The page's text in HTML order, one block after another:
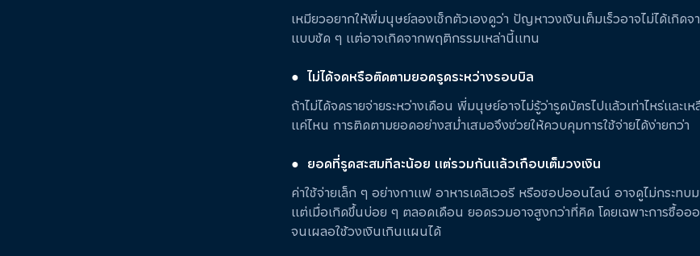
เหมียวอยากให้พี่มนุษย์ลองเช็กตัวเองดูว่า ปัญหาวงเงินเต็มเร็วอาจไม่ได้เกิด
แบบชัด ๆ แต่อาจเกิดจากพฤติกรรมเหล่านี้แทน
● ไม่ได้จดหรือติดตามยอดรูดระหว่างรอบบิล
ถ้าไม่ได้จดรายจ่ายระหว่างเดือน พี่มนุษย์อาจไม่รู้ว่ารูดบัตรไปแล้วเท่าไหร่และเ
แค่ไหน การติดตามยอดอย่างสม่ำเสมอจึงช่วยให้ควบคุมการใช้จ่ายได้ง่ายกว่า
● ยอดที่รูดสะสมทีละน้อย แต่รวมกันแล้วเกือบเต็มวงเงิน
ค่าใช้จ่ายเล็ก ๆ อย่างกาแฟ อาหารเดลิเวอรี หรือชอปออนไลน์ อาจดูไม่กระทบ
แต่เมื่อเกิดขึ้นบ่อย ๆ ตลอดเดือน ยอดรวมอาจสูงกว่าที่คิด โดยเฉพาะการซื้ออ
จนเผลอใช้วงเงินเกินแผนได้